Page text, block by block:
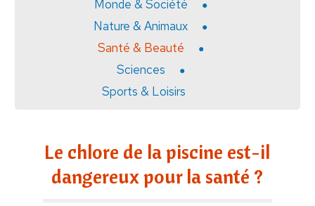
Monde & Société
Nature & Animaux
Santé & Beauté
Sciences
Sports & Loisirs
Le chlore de la piscine est-il
dangereux pour la santé ?